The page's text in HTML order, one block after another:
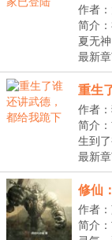
作者
简介
夏无
天...
最新章
重生
作者
简介
生到
的...
最新章
修仙
作者
简介